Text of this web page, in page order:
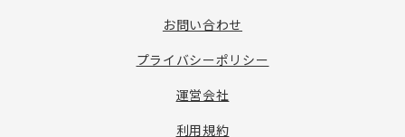
お問い合わせ
プライバシーポリシー
運営会社
利用規約